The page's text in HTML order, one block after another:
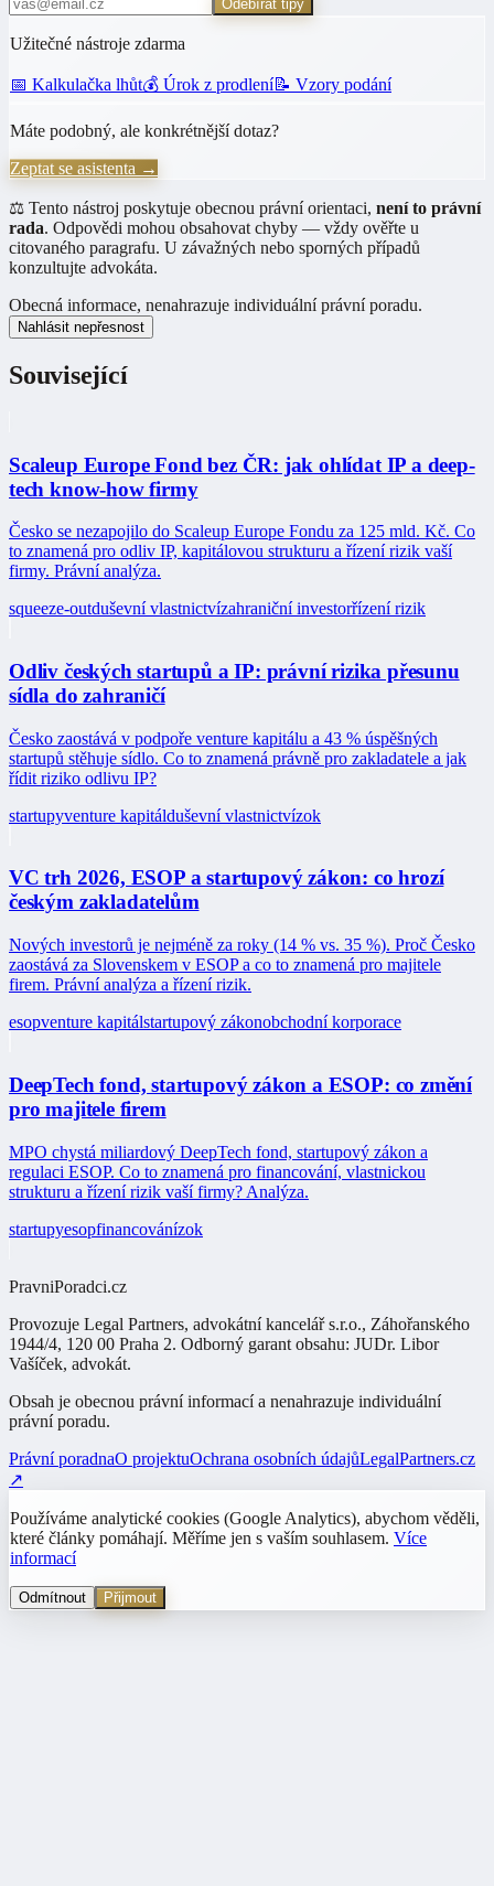
Odebírat tipy
Užitečné nástroje zdarma
📅 Kalkulačka lhůt💰 Úrok z prodlení📝 Vzory podání
Máte podobný, ale konkrétnější dotaz?
Zeptat se asistenta →
⚖️ Tento nástroj poskytuje obecnou právní orientaci, není to právní
rada. Odpovědi mohou obsahovat chyby — vždy ověřte u
citovaného paragrafu. U závažných nebo sporných případů
konzultujte advokáta.
Obecná informace, nenahrazuje individuální právní poradu.
Nahlásit nepřesnost
Související
Scaleup Europe Fond bez ČR: jak ohlídat IP a deep-
tech know-how firmy
Česko se nezapojilo do Scaleup Europe Fondu za 125 mld. Kč. Co
to znamená pro odliv IP, kapitálovou strukturu a řízení rizik vaší
firmy. Právní analýza.
squeeze-outduševní vlastnictvízahraniční investorřízení rizik
Odliv českých startupů a IP: právní rizika přesunu
sídla do zahraničí
Česko zaostává v podpoře venture kapitálu a 43 % úspěšných
startupů stěhuje sídlo. Co to znamená právně pro zakladatele a jak
řídit riziko odlivu IP?
startupyventure kapitálduševní vlastnictvízok
VC trh 2026, ESOP a startupový zákon: co hrozí
českým zakladatelům
Nových investorů je nejméně za roky (14 % vs. 35 %). Proč Česko
zaostává za Slovenskem v ESOP a co to znamená pro majitele
firem. Právní analýza a řízení rizik.
esopventure kapitálstartupový zákonobchodní korporace
DeepTech fond, startupový zákon a ESOP: co změní
pro majitele firem
MPO chystá miliardový DeepTech fond, startupový zákon a
regulaci ESOP. Co to znamená pro financování, vlastnickou
strukturu a řízení rizik vaší firmy? Analýza.
startupyesopfinancovánízok
PravniPoradci.cz
Provozuje Legal Partners, advokátní kancelář s.r.o., Záhořanského
1944/4, 120 00 Praha 2. Odborný garant obsahu: JUDr. Libor
Vašíček, advokát.
Obsah je obecnou právní informací a nenahrazuje individuální
právní poradu.
Právní poradnaO projektuOchrana osobních údajůLegalPartners.cz
↗
Používáme analytické cookies (Google Analytics), abychom věděli,
které články pomáhají. Měříme jen s vaším souhlasem. Více
informací
Odmítnout Přijmout